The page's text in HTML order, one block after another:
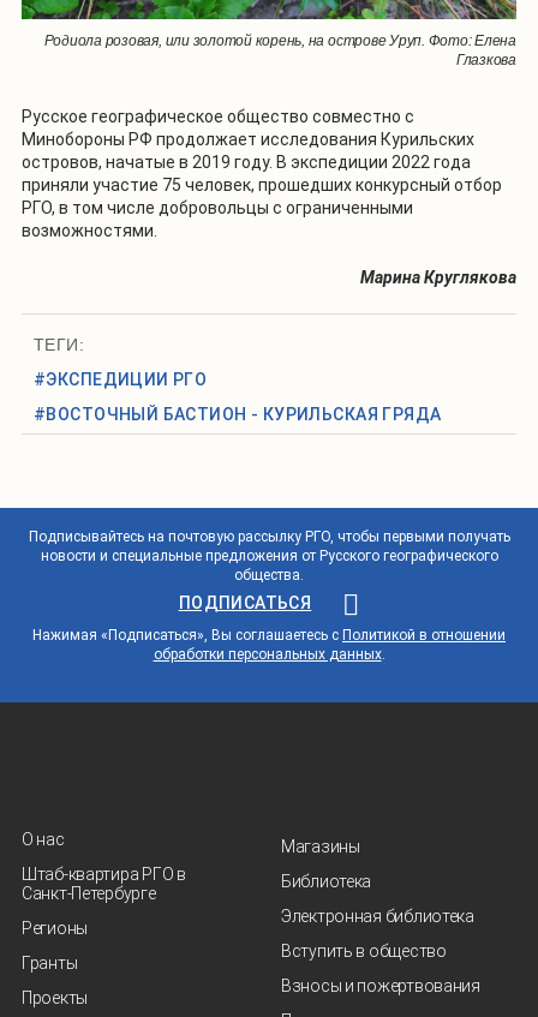
Родиола розовая, или золотой корень, на острове Уруп. Фото: Елена
Глазкова
Русское географическое общество совместно с
Минобороны РФ продолжает исследования Курильских
островов, начатые в 2019 году. В экспедиции 2022 года
приняли участие 75 человек, прошедших конкурсный отбор
РГО, в том числе добровольцы с ограниченными
возможностями.
Марина Круглякова
ТЕГИ:
#ЭКСПЕДИЦИИ РГО
#ВОСТОЧНЫЙ БАСТИОН - КУРИЛЬСКАЯ ГРЯДА
Подписывайтесь на почтовую рассылку РГО, чтобы первыми получать
новости и специальные предложения от Русского географического
общества.
ПОДПИСАТЬСЯ
Нажимая «Подписаться», Вы соглашаетесь с Политикой в отношении
обработки персональных данных.
О нас
Штаб-квартира РГО в
Санкт‑Петербурге
Регионы
Гранты
Проекты
Магазины
Библиотека
Электронная библиотека
Вступить в общество
Взносы и пожертвования